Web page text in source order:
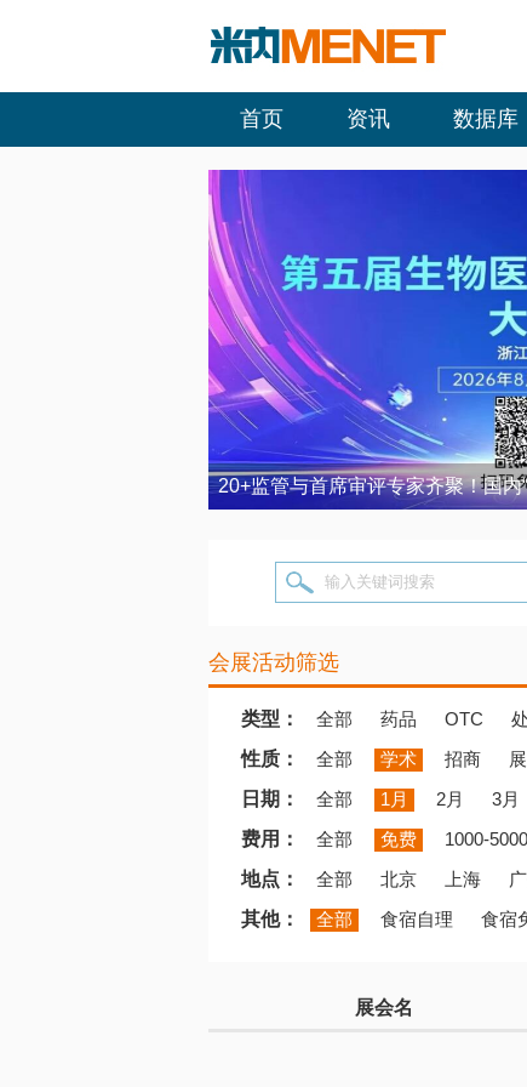
首页 资讯 数据库
20+监管与首席审评专家齐聚！国
输入关键词搜索
会展活动筛选
类型： 全部 药品 OTC
性质：
全部 学术 招商
日期：
全部 1月 2月 3月
费用：
全部 免费 1000-5000
地点：
全部 北京 上海
其他：
全部 食宿自理 食宿
展会名